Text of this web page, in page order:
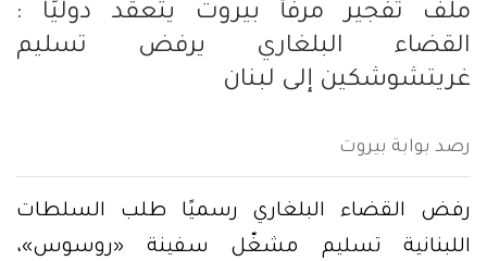
ملف تفجير مرفأ بيروت يتعقّد دوليًا :
القضاء البلغاري يرفض تسليم
غريتشوشكين إلى لبنان
رصد بوابة بيروت
رفض القضاء البلغاري رسميًا طلب السلطات
اللبنانية تسليم مشغّل سفينة «روسوس»،